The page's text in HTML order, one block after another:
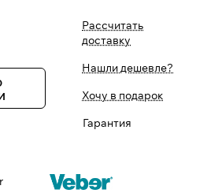
Рассчитать
доставку
Нашли дешевле?
Хочу в подарок
Гарантия
товары
метод оплаты